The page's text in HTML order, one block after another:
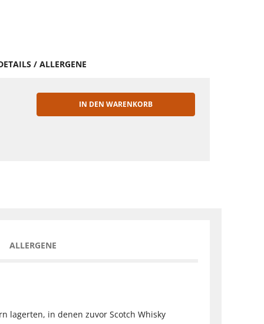
/ ALLERGENE
IN DEN WARENKORB
ALLERGENE
lagerten, in denen zuvor Scotch Whisky